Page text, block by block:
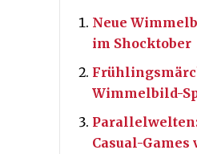
Neue
im Shocktober
Wimmelbild-
Casual-Games